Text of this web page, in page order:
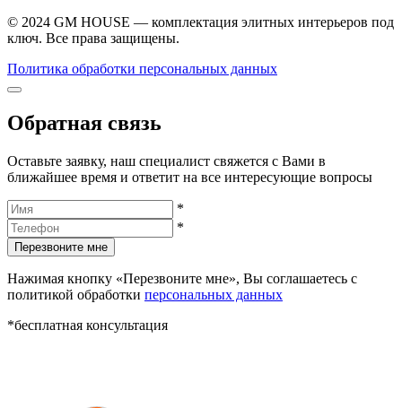
© 2024 GM HOUSE — комплектация элитных интерьеров под
ключ. Все права защищены.
Политика обработки персональных данных
Обратная связь
Оставьте заявку, наш специалист свяжется с Вами в
ближайшее время и ответит на все интересующие вопросы
*
*
Перезвоните мне
Нажимая кнопку «Перезвоните мне», Вы соглашаетесь с
политикой обработки персональных данных
*бесплатная консультация